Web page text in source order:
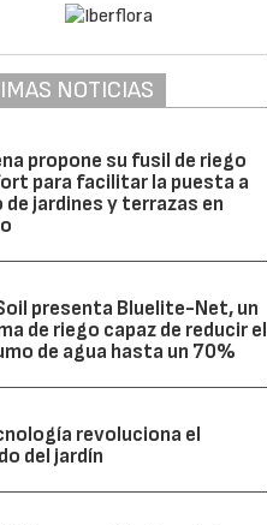
NOTICIAS
propone su fusil de riego
para facilitar la puesta a
de jardines y terrazas en
presenta Bluelite-Net, un
de riego capaz de reducir el
de agua hasta un 70%
revoluciona el
del jardín